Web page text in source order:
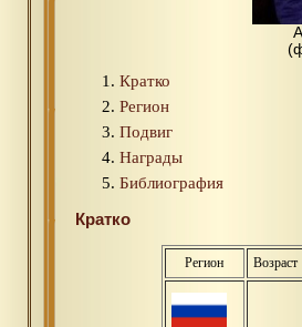
Кратко
Регион
Подвиг
Награды
Библиография
Кратко
Регион Возраст